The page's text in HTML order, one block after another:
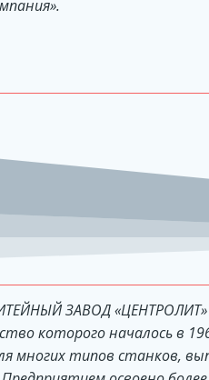
ЗАВОД «ЦЕНТРОЛИТ»
которого началось в
многих типов станков,